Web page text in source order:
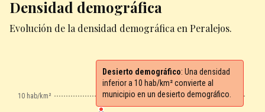
Densidad demográfica
Evolución de la densidad demográfica en Peralejos.
10 hab/km²
Desierto demográfico: Una densidad
inferior a 10 hab/km² convierte al
municipio en un desierto demográfico.